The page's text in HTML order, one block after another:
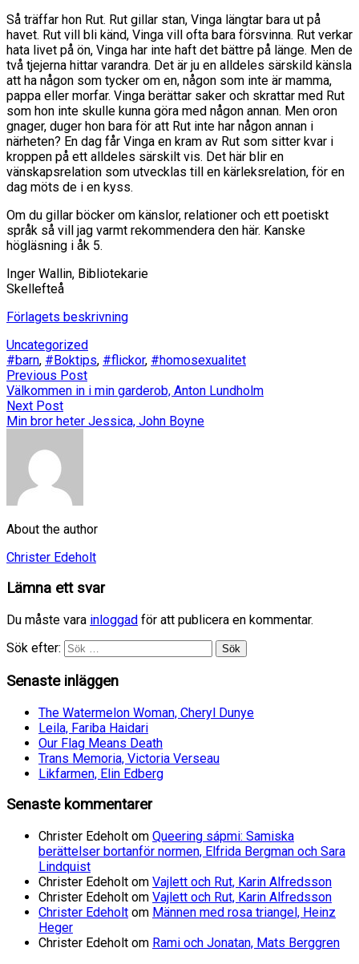
Så träffar hon Rut. Rut gillar stan, Vinga längtar bara ut på
havet. Rut vill bli känd, Vinga vill ofta bara försvinna. Rut verkar
hata livet på ön, Vinga har inte haft det bättre på länge. Men de
två tjejerna hittar varandra. Det är ju en alldeles särskild känsla
att ha någon som tycker om en, någon som inte är mamma,
pappa eller morfar. Vinga berättar saker och skrattar med Rut
som hon inte skulle kunna göra med någon annan. Men oron
gnager, duger hon bara för att Rut inte har någon annan i
närheten? En dag får Vinga en kram av Rut som sitter kvar i
kroppen på ett alldeles särskilt vis. Det här blir en
vänskapsrelation som utvecklas till en kärleksrelation, för en
dag möts de i en kyss.
Om du gillar böcker om känslor, relationer och ett poetiskt
språk så vill jag varmt rekommendera den här. Kanske
högläsning i åk 5.
Inger Wallin, Bibliotekarie
Skellefteå
Förlagets beskrivning
Uncategorized
#barn, #Boktips, #flickor, #homosexualitet
Previous Post
Välkommen in i min garderob, Anton Lundholm
Next Post
Min bror heter Jessica, John Boyne
About the author
Christer Edeholt
Lämna ett svar
Du måste vara inloggad för att publicera en kommentar.
Sök efter:
Senaste inläggen
The Watermelon Woman, Cheryl Dunye
Leila, Fariba Haidari
Our Flag Means Death
Trans Memoria, Victoria Verseau
Likfarmen, Elin Edberg
Senaste kommentarer
Christer Edeholt om Queering sápmi: Samiska
berättelser bortanför normen, Elfrida Bergman och Sara
Lindquist
Christer Edeholt om Vajlett och Rut, Karin Alfredsson
Christer Edeholt om Vajlett och Rut, Karin Alfredsson
Christer Edeholt om Männen med rosa triangel, Heinz
Heger
Christer Edeholt om Rami och Jonatan, Mats Berggren